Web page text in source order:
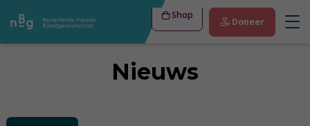
Shop
Doneer
Nieuws